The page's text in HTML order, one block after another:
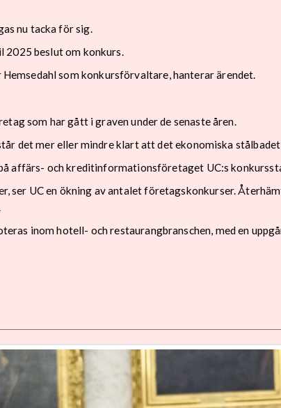
nu tacka för sig.
2025 beslut om konkurs.
som konkursförvaltare, hanterar ärendet.
som har gått i graven under de senaste åren.
det mer eller mindre klart att det ekonomiska
affärs- och kreditinformationsföretaget UC:s
ser UC en ökning av antalet företagskonkurser.
inom hotell- och restaurangbranschen, med en